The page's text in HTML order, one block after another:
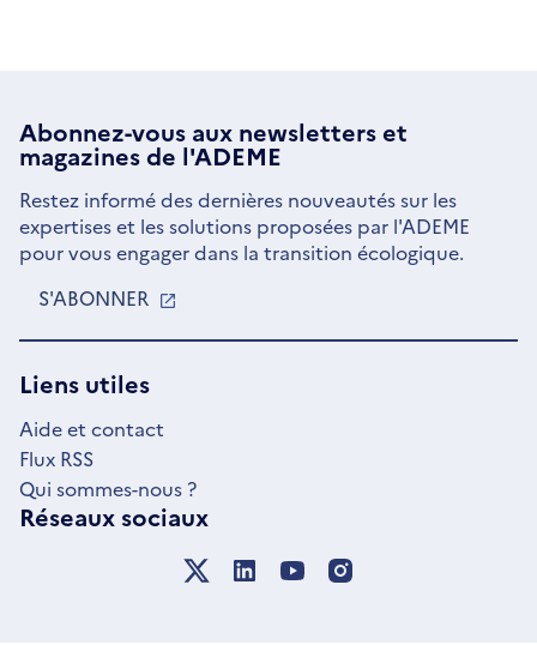
Abonnez-vous aux newsletterset
magazines de l'ADEME
Restez informé des dernières nouveautés sur les
expertises et les solutions proposées par l'ADEME
pour vous engager dans la transition écologique.
S'ABONNER
UNE
Liens utiles
Aide et contact
Flux RSS
Qui sommes-nous ?
Réseaux sociaux